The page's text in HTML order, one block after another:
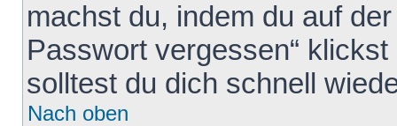
machst du, indem du auf
Passwort vergessen“
solltest du dich schnell
Nach oben